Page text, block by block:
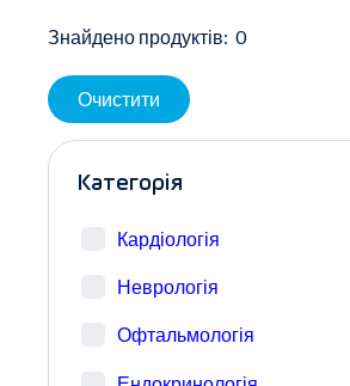
Знайдено продуктів: 0
Очистити
Категорія
Кардіологія
Неврологія
Офтальмологія